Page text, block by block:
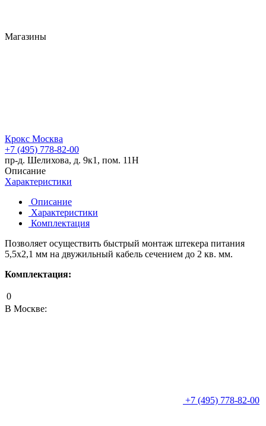
Магазины
Крокс Москва
+7 (495) 778-82-00
пр-д. Шелихова, д. 9к1, пом. 11Н
Описание
Характеристики
Описание
Характеристики
Комплектация
Позволяет осуществить быстрый монтаж штекера питания
5,5х2,1 мм на двужильный кабель сечением до 2 кв. мм.
Комплектация:
0
В Москве:
+7 (495) 778-82-00